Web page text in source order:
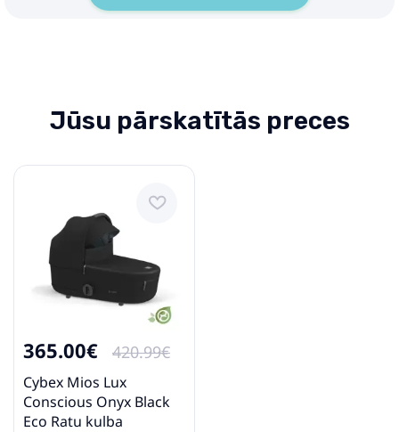
Jūsu pārskatītās preces
365.00€ 420.99€
Cybex Mios Lux
Conscious Onyx Black
Eco Ratu kulba